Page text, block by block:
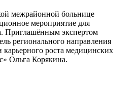
межрайонной больнице
мероприятие для
Приглашённым экспертом
регионального направления
роста медицинских
Ольга Корякина.